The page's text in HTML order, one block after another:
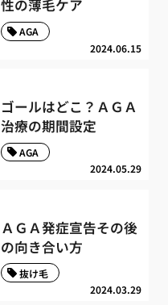
性の薄毛ケア
2024.06.15
AGA
ゴールはどこ？ＡＧＡ
治療の期間設定
2024.05.29
AGA
ＡＧＡ発症宣告その後
の向き合い方
2024.03.29
抜け毛